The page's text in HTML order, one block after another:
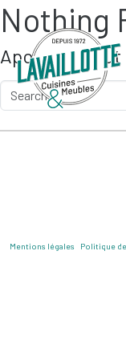
Skip to main content
Nothing
Apologies,
Mentions légales Politique